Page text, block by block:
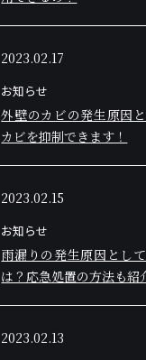
2023.02.17
お知らせ
外壁のカビの発生原因
カビを抑制できます！
2023.02.15
お知らせ
雨漏りの発生原因とし
は？応急処置の方法も紹
2023.02.13